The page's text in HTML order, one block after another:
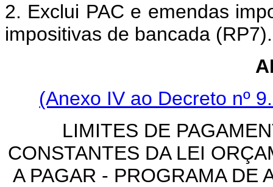
2. Exclui PAC e emendas
impositivas de bancada (RP7).
(Anexo IV ao Decreto nº
LIMITES DE
CONSTANTES DA LEI
A PAGAR - PROGRAMA DE